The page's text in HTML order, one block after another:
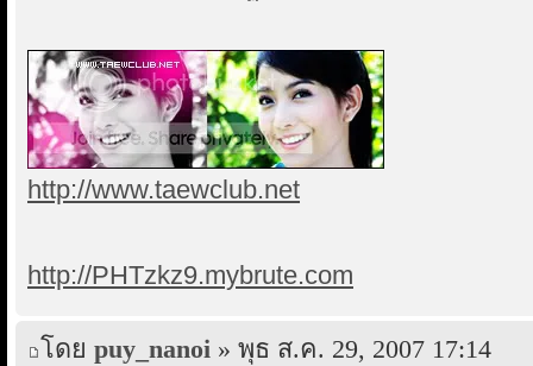
http://www.taewclub.net
http://PHTzkz9.mybrute.com
โดย puy_nanoi » พุธ ส.ค. 29, 2007 17:14